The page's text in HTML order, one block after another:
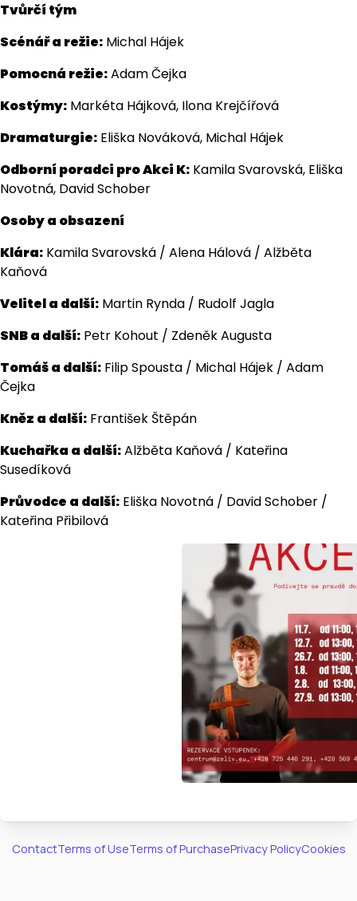
Tvůrčí tým
Scénář a režie: Michal Hájek
Pomocná režie:Adam Čejka
Kostýmy: Markéta Hájková, Ilona Krejčířová
Dramaturgie: Eliška Nováková, Michal Hájek
Odborní poradci pro Akci K: Kamila Svarovská, Eliška
Novotná, David Schober
Osoby a obsazení
Klára: Kamila Svarovská / Alena Hálová / Alžběta
Kaňová
Velitel a další: Martin Rynda / Rudolf Jagla
SNB a další: Petr Kohout / Zdeněk Augusta
Tomáš a další: Filip Spousta / Michal Hájek / Adam
Čejka
Kněz a další: František Štěpán
Kuchařka a další:Alžběta Kaňová / Kateřina
Susedíková
Průvodce a další: Eliška Novotná / David Schober /
Kateřina Přibilová
ContactTerms of UseTerms of PurchasePrivacy PolicyCookies